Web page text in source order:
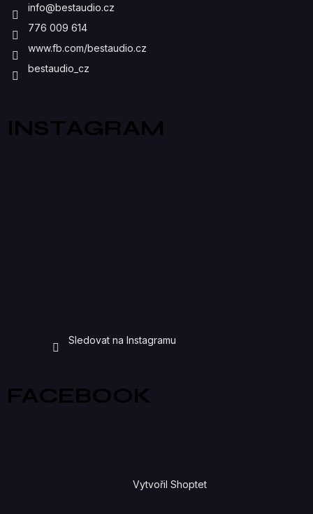
info@bestaudio.cz
776 009 614
www.fb.com/bestaudio.cz
bestaudio_cz
INSTAGRAM
Sledovat na Instagramu
FACEBOOK
Vytvořil Shoptet